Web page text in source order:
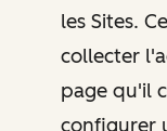
les Sites.
collecter
page qu'il
configurer